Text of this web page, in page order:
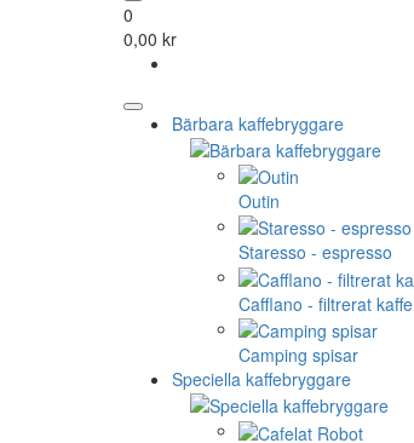
0
0,00 kr
Bärbara kaffebryggare
Outin
Staresso - espresso
Cafflano - filtrerat kaffe
Camping spisar
Speciella kaffebryggare